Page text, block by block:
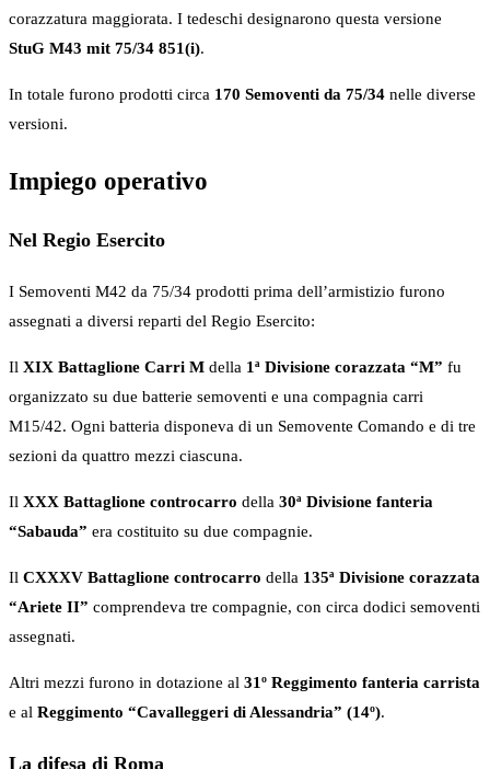
corazzatura maggiorata. I tedeschi designarono questa versione
StuG M43 mit 75/34 851(i).
In totale furono prodotti circa 170 Semoventi da 75/34 nelle diverse
versioni.
Impiego operativo
Nel Regio Esercito
I Semoventi M42 da 75/34 prodotti prima dell’armistizio furono
assegnati a diversi reparti del Regio Esercito:
Il XIX Battaglione Carri M della 1ª Divisione corazzata “M” fu
organizzato su due batterie semoventi e una compagnia carri
M15/42. Ogni batteria disponeva di un Semovente Comando e di tre
sezioni da quattro mezzi ciascuna.
Il XXX Battaglione controcarro della 30ª Divisione fanteria
“Sabauda” era costituito su due compagnie.
Il CXXXV Battaglione controcarro della 135ª Divisione corazzata
“Ariete II” comprendeva tre compagnie, con circa dodici semoventi
assegnati.
Altri mezzi furono in dotazione al 31º Reggimento fanteria carrista
e al Reggimento “Cavalleggeri di Alessandria” (14º).
La difesa di Roma